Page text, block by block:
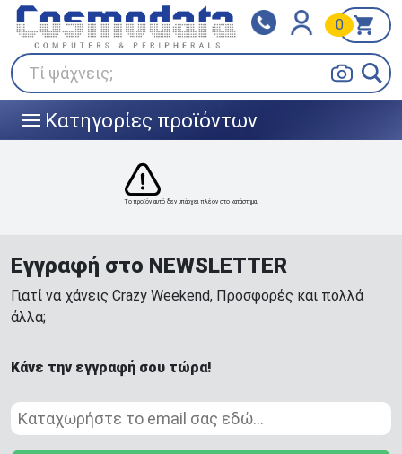
Τί ψάχνεις;
0
||| Κατηγορίες προϊόντων
Klarna
Πληρώστε σε 3
άτοκες δόσεις
BOX NOW
Το προϊόν αυτό δεν υπάρχει πλέον στο κατάστημα.
Εγγραφή στο NEWSLETTER
Γιατί να χάνεις Crazy Weekend, Προσφορές και πολλά
άλλα;
Κάνε την εγγραφή σου τώρα!